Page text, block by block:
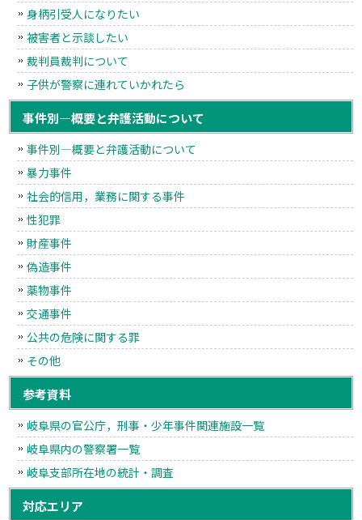
身柄引受人になりたい
被害者と示談したい
裁判員裁判について
子供が警察に連れていかれたら
事件別―概要と弁護活動について
事件別―概要と弁護活動について
暴力事件
社会的信用，業務に関する事件
性犯罪
財産事件
偽造事件
薬物事件
交通事件
公共の危険に関する罪
その他
参考資料
岐阜県の官公庁，刑事・少年事件関連施設一覧
岐阜県内の警察署一覧
岐阜支部所在地の統計・調査
対応エリア